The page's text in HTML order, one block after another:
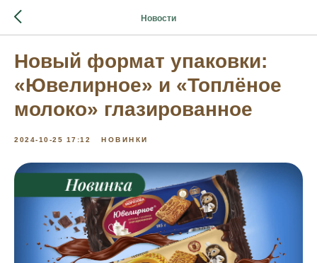
Новости
Новый формат упаковки:
«Ювелирное» и «Топлёное
молоко» глазированное
2024-10-25 17:12 НОВИНКИ